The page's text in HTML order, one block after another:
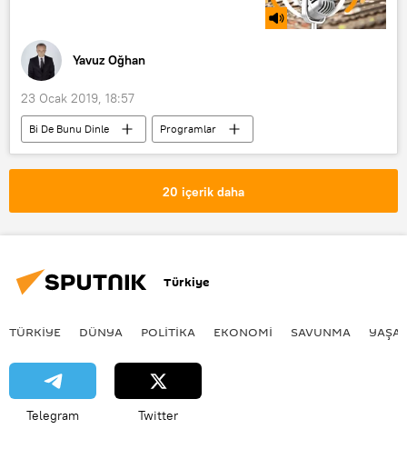
Yavuz Oğhan
23 Ocak 2019, 18:57
Bi De Bunu Dinle
Programlar
RADYO
TÜRKİYE
Üsküdar
Mehmet Bekaroğlu
Meral Akşener
Muharrem Sarıkaya
CHP
20 içerik daha
Türkiye
TÜRKIYE DÜNYA POLİTİKA EKONOMİ SAVUNMA
Telegram Twitter